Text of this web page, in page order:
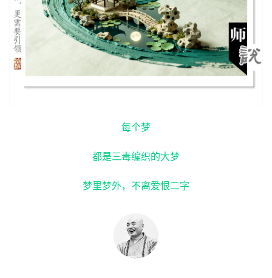
每个梦
都是三毒编织的大梦
梦里梦外，不离爱恨二字